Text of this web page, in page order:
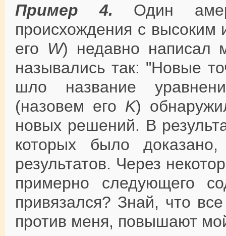
Пример 4. Один
происхождения с высоким
его W) недавно написал
назывались так: "Новые
шло название
(назовем его K)
новых решений. В
которых было
результатов. Через
примерно следующего
привязался? Знай, что
против меня, повышают